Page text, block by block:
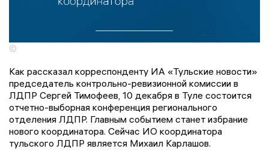
©
Как рассказал корреспонденту ИА «Тульские новости»
председатель контрольно-ревизионной комиссии в
ЛДПР Сергей Тимофеев, 10 декабря в Туле состоится
отчетно-выборная конференция регионального
отделения ЛДПР. Главным событием станет избрание
нового координатора. Сейчас ИО координатора
тульского ЛДПР является Михаил Карлашов.